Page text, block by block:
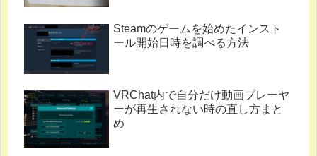
Steamのゲームを始めたインスト
ール開始日時を調べる方法
VRChat内で自分だけ動画プレーヤ
ーが再生されない時の直し方まと
め